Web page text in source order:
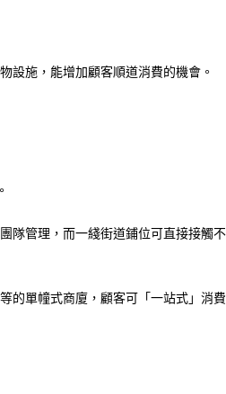
設施，能增加顧客順道消費的機會。
。
隊管理，而一綫街道鋪位可直接接觸
的單幢式商廈，顧客可「一站式」消